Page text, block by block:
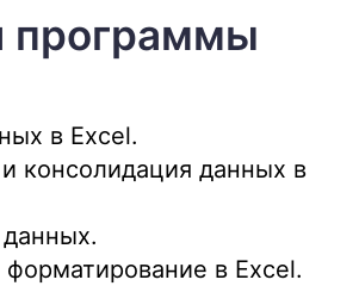
программы
в Excel.
консолидация данных в
форматирование в Excel.